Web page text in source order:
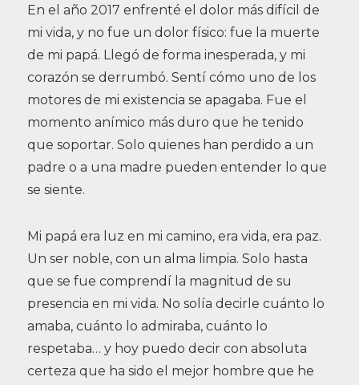
En el año 2017 enfrenté el dolor más difícil de
mi vida, y no fue un dolor físico: fue la muerte
de mi papá. Llegó de forma inesperada, y mi
corazón se derrumbó. Sentí cómo uno de los
motores de mi existencia se apagaba. Fue el
momento anímico más duro que he tenido
que soportar. Solo quienes han perdido a un
padre o a una madre pueden entender lo que
se siente.
Mi papá era luz en mi camino, era vida, era paz.
Un ser noble, con un alma limpia. Solo hasta
que se fue comprendí la magnitud de su
presencia en mi vida. No solía decirle cuánto lo
amaba, cuánto lo admiraba, cuánto lo
respetaba… y hoy puedo decir con absoluta
certeza que ha sido el mejor hombre que he